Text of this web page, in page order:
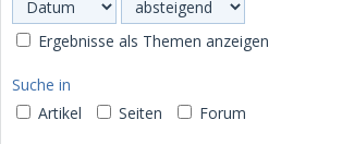
Ergebnisse als Themen anzeigen
Suche in
Artikel
Seiten Forum